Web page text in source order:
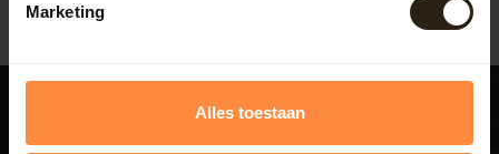
Marketing
Alles toestaan